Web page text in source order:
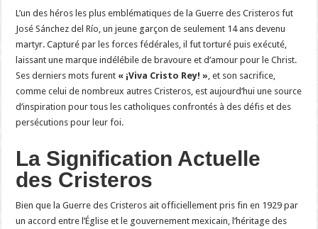
L’un des héros les plus emblématiques de la Guerre des Cristeros fut
José Sánchez del Río, un jeune garçon de seulement 14 ans devenu
martyr. Capturé par les forces fédérales, il fut torturé puis exécuté,
laissant une marque indélébile de bravoure et d’amour pour le Christ.
Ses derniers mots furent « ¡Viva Cristo Rey! », et son sacrifice,
comme celui de nombreux autres Cristeros, est aujourd’hui une source
d’inspiration pour tous les catholiques confrontés à des défis et des
persécutions pour leur foi.
La Signification Actuelle
des Cristeros
Bien que la Guerre des Cristeros ait officiellement pris fin en 1929 par
un accord entre l’Église et le gouvernement mexicain, l’héritage des